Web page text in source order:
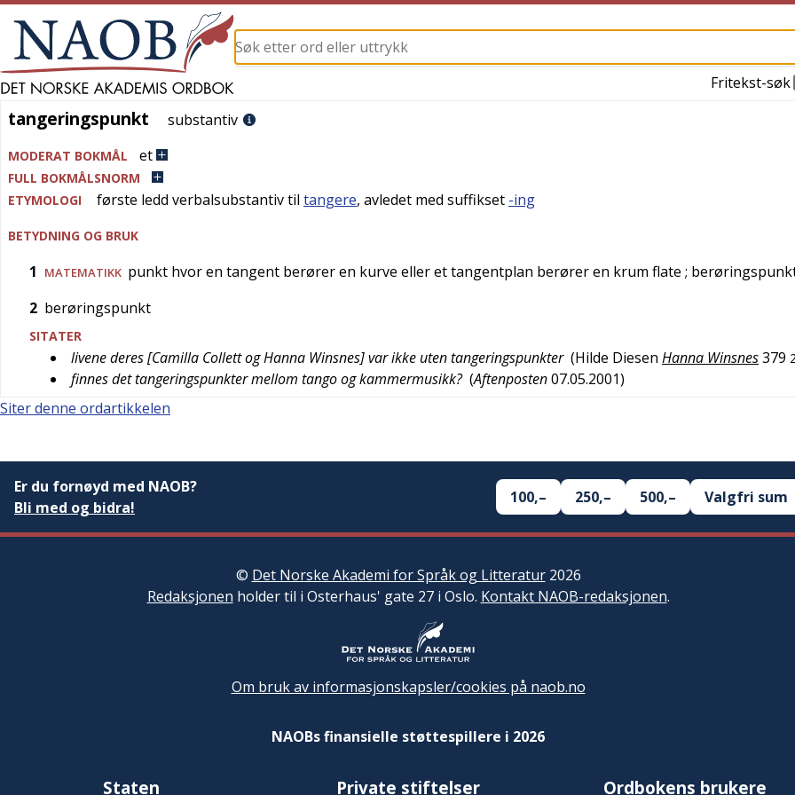
Fritekst-søk
tangeringspunkt
tangeringspunkt substantiv
MODERAT BOKMÅL et
FULL BOKMÅLSNORM
ETYMOLOGI
første ledd verbalsubstantiv til tangere, avledet med suffikset -ing
BETYDNING OG BRUK
1 MATEMATIKK punkt hvor en tangent berører en kurve eller et tangentplan berører en krum flate ;
2 berøringspunkt
SITATER
livene deres [Camilla Collett og Hanna Winsnes] var ikke uten tangeringspunkter (Hilde Diesen Hanna Winsnes379
finnes det tangeringspunkter mellom tango og kammermusikk? (Aftenposten07.05.2001)
Siter denne ordartikkelen
Er du fornøyd med NAOB?
Bli med og bidra!
100,– 250,– 500,– Valgfri sum
© Det Norske Akademi for Språk og Litteratur2026
Redaksjonen holder til i Osterhaus' gate 27 i Oslo. Kontakt NAOB-redaksjonen.
Om bruk av informasjonskapsler/cookies på naob.no
NAOBs finansielle støttespillere i 2026
Staten Private stiftelser Ordbokens brukere